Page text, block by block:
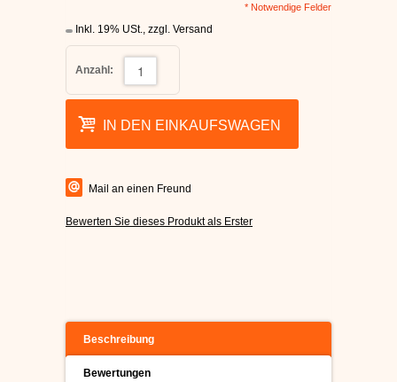
* Notwendige Felder
Inkl. 19% USt., zzgl. Versand
Anzahl:
IN DEN EINKAUFSWAGEN
Mail an einen Freund
Bewerten Sie dieses Produkt als Erster
Beschreibung
Bewertungen